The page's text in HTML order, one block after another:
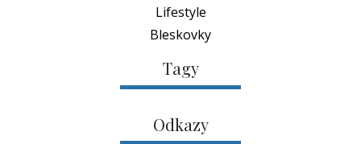
Lifestyle
Bleskovky
Tagy
Odkazy